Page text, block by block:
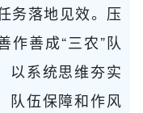
务落地见效。压
作善成“三农”队
以系统思维夯实
队伍保障和作风